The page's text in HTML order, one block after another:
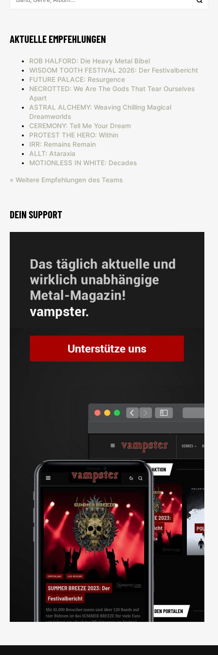
AKTUELLE EMPFEHLUNGEN
ROB HALFORD: Die Heavy Metal Bibel
WISDOM TOOTH FESTIVAL 2026: Der Festivalbericht
FUTURE PALACE: Resurgence
NECROTTED: We Are The Gods That Tear Ourselves
Apart
ASTRAL ALCHEMY: Weaving Chilling Magical
Dreamworlds
CEREMONY: Tell Me Your Dream
PROTEST THE HERO: Within
IRR: Remains Remain
ALLT: Ataraxia
MOTIONLESS IN WHITE: Decades
» Weitere Empfehlungen des Teams
DEIN SUPPORT